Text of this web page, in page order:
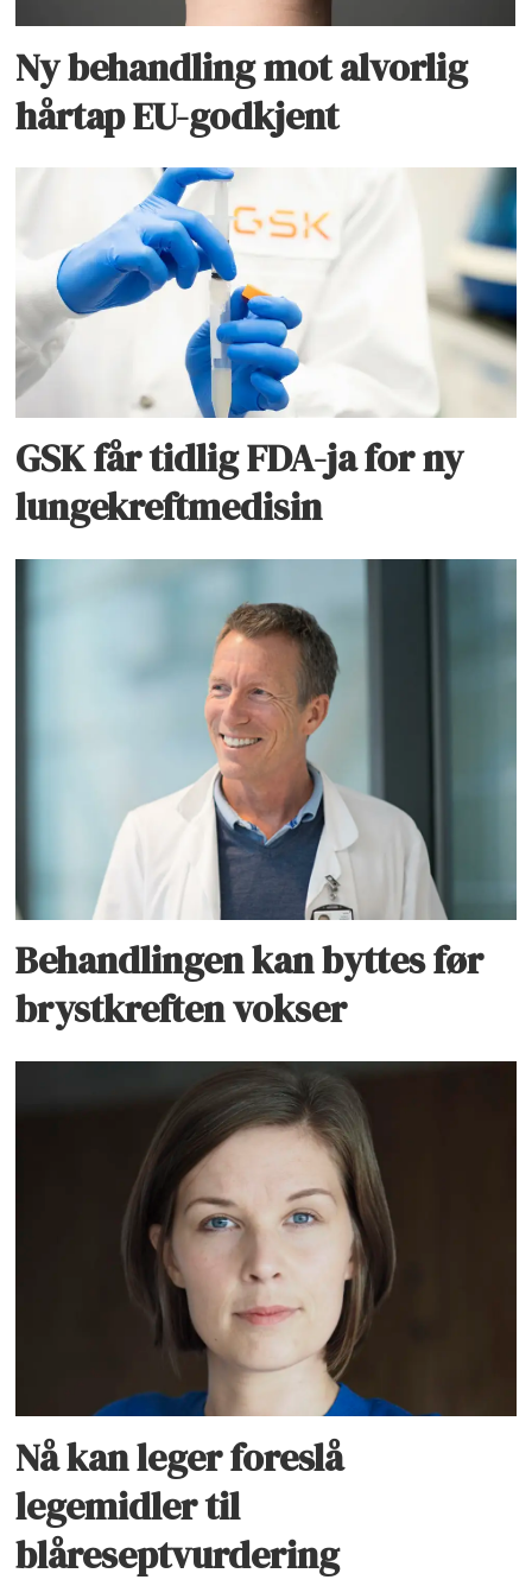
Ny behandling mot alvorlig
hårtap EU-godkjent
GSK får tidlig FDA-ja for ny
lungekreftmedisin
Behandlingen kan byttes før
brystkreften vokser
Nå kan leger foreslå
legemidler til
blåreseptvurdering